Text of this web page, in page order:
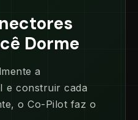
Dorme
a
e construir cada
o Co-Pilot faz o